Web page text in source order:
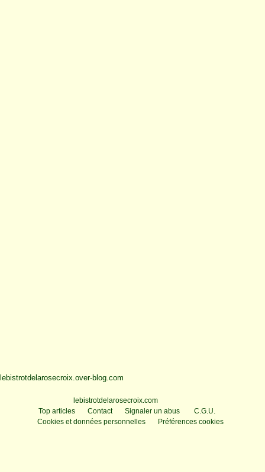
lebistrotdelarosecroix.over-blog.com
lebistrotdelarosecroix.com
Top articles
Contact Signaler un abus
C.G.U.
Cookies et données personnelles
Préférences cookies